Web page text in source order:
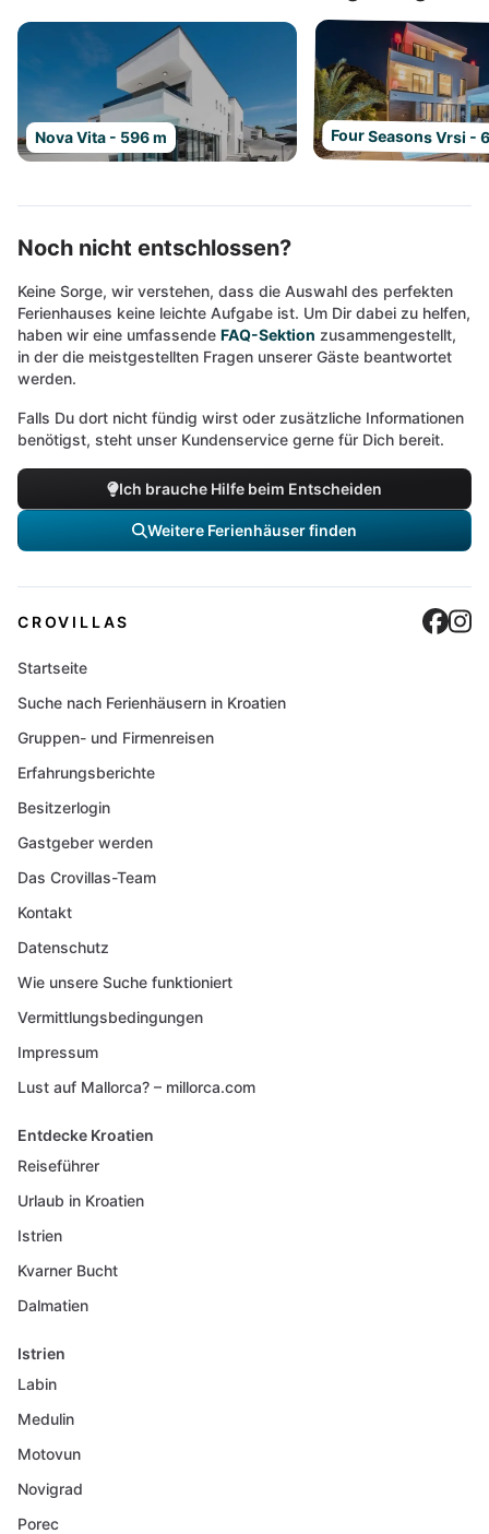
Nova Vita - 596 m Four Seasons Vrsi -
Noch nicht entschlossen?
Keine Sorge, wir verstehen, dass die Auswahl des perfekten
Ferienhauses keine leichte Aufgabe ist. Um Dir dabei zu helfen,
haben wir eine umfassende FAQ-Sektion zusammengestellt,
in der die meistgestellten Fragen unserer Gäste beantwortet
werden.
Falls Du dort nicht fündig wirst oder zusätzliche Informationen
benötigst, steht unser Kundenservice gerne für Dich bereit.
Ich brauche Hilfe beim Entscheiden
Weitere Ferienhäuser finden
CROVILLAS
Startseite
Suche nach Ferienhäusern in Kroatien
Gruppen- und Firmenreisen
Erfahrungsberichte
Besitzerlogin
Gastgeber werden
Das Crovillas-Team
Kontakt
Datenschutz
Wie unsere Suche funktioniert
Vermittlungsbedingungen
Impressum
Lust auf Mallorca? – millorca.com
Entdecke Kroatien
Reiseführer
Urlaub in Kroatien
Istrien
Kvarner Bucht
Dalmatien
Istrien
Labin
Medulin
Motovun
Novigrad
Porec